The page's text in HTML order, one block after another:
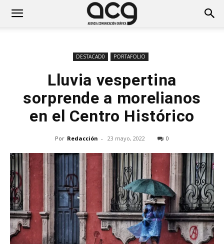
DESTACAD0 PORTAFOLIO
Lluvia vespertina
sorprende a morelianos
en el Centro Histórico
Por Redacción - 23 mayo, 2022 0